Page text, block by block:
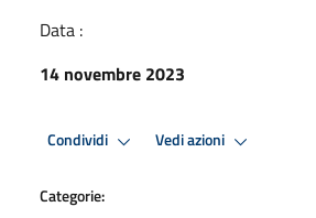
Data :
14 novembre 2023
Condividi Vedi azioni
Categorie: